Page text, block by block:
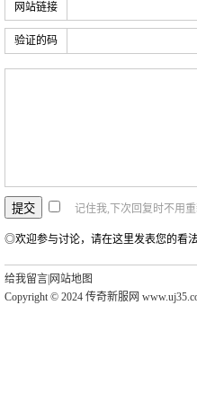
网站链接
验证的码
记住我,下次回复时不用
◎欢迎参与讨论，请在这里发表您的看法
给我留言 网站地图
Copyright © 2024 传奇新服网